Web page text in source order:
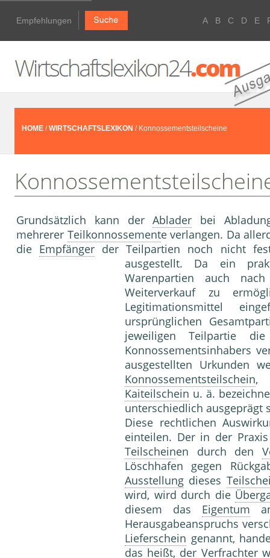
Empfehlungen A B C D E
HOME /WIRTSCHAFTSLEXIKON / Konnossementsteilscheine
Grundsätzlich kann derAblader bei
mehrerer Teilkonnossemente verlangen. Da
die Empfänger der Teilpartien noch nicht
ausgestellt. Da ein
Warenpartien auch
Weiterverkauf zu
Legitimationsmittel
ursprünglichen
jeweiligen Teilpartie
Konnossementsinhabers
ausgestellten Urkunden
Konnossementsteilschein
Kaiteilschein u. ä.
unterschiedlich ausgeprägt
Diese rechtlichen
einteilen. Der in der
Teilscheinen durch den
Löschhafen gegen
Ausstellung dieses
wird, wird durch die
diesem das Eigentum
Herausgabeanspruchs
Lieferschein genannt,
das heißt, der Verfrachter